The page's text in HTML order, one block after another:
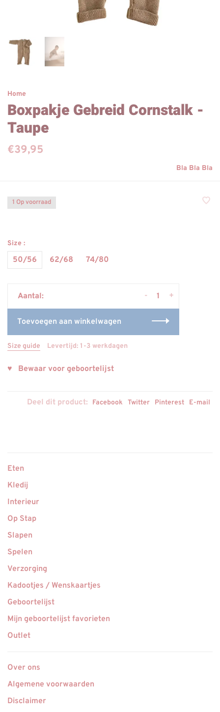
Home
Boxpakje Gebreid Cornstalk -
Taupe
€39,95
Bla Bla Bla
1 Op voorraad
Size :
50/56 62/68 74/80
Aantal: +
-
Toevoegen aan winkelwagen
Size guide Levertijd: 1-3 werkdagen
♥ Bewaar voor geboortelijst
Deel dit product: Facebook Twitter Pinterest E-mail
Eten
Kledij
Interieur
Op Stap
Slapen
Spelen
Verzorging
Kadootjes / Wenskaartjes
Geboortelijst
Mijn geboortelijst favorieten
Outlet
Over ons
Algemene voorwaarden
Disclaimer